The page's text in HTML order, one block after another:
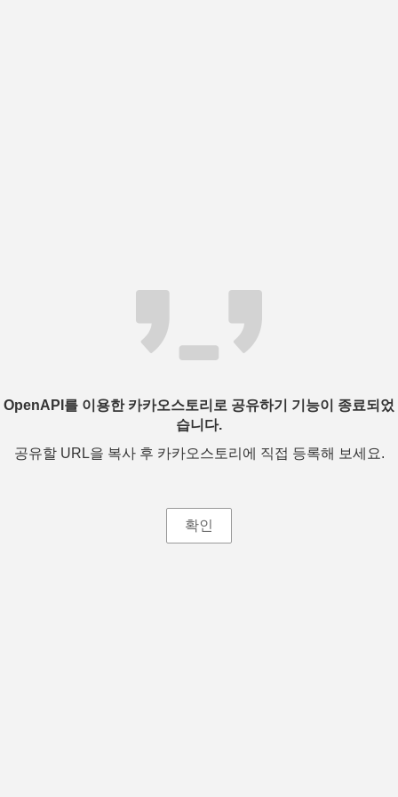
OpenAPI를 이용한 카카오스토리로 공유하기 기능이 종료되었
습니다.
공유할 URL을 복사 후 카카오스토리에 직접 등록해 보세요.
확인